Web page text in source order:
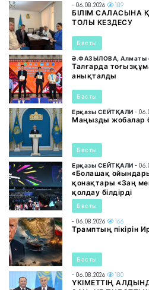
- 06.08.2026 189
БІЛІМ САЛАСЫНА
ТОЛЫ КЕЗДЕСУ
Басты
Ә.ФАЗЫЛОВА, Алматы
Талғарда
анықталды
Басты
Ерқазы СЕЙТҚАЛИ -
Маңызды жобалар
Басты
Ерқазы СЕЙТҚАЛИ -
«Болашақ
қонақтары «Заң
қолдау білдірді
Басты
- 06.08.2026 166
Трамптың пікірін
Басты
- 06.08.2026 180
ҮКІМЕТТІҢ